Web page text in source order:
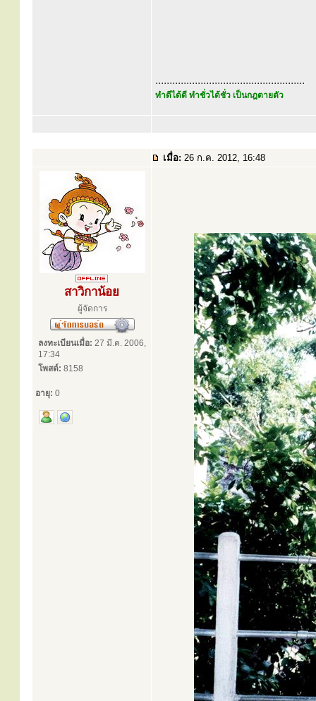
.....................................................
ทำดีได้ดี ทำชั่วได้ชั่ว เป็นกฎตายตัว
เมื่อ: 26 ก.ค. 2012, 16:48
สาวิกาน้อย
ผู้จัดการ
ลงทะเบียนเมื่อ: 27 มี.ค. 2006,
17:34
โพสต์: 8158
อายุ: 0